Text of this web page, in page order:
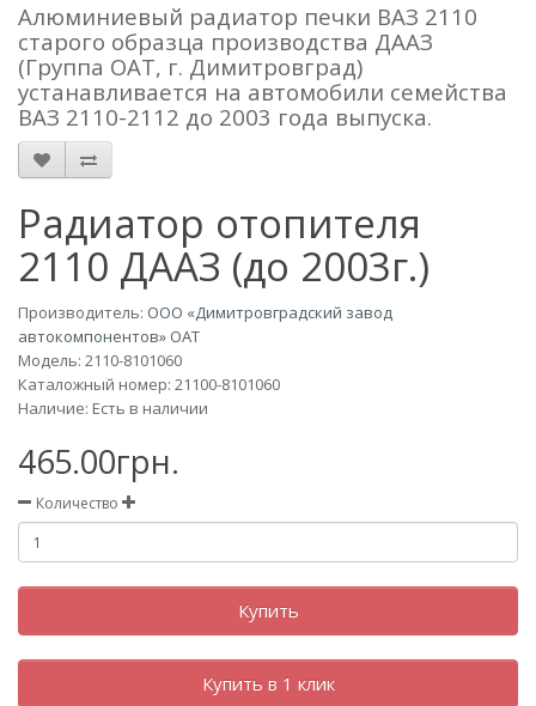
Алюминиевый радиатор печки ВАЗ 2110
старого образца производства ДААЗ
(Группа ОАТ, г. Димитровград)
устанавливается на автомобили семейства
ВАЗ 2110-2112 до 2003 года выпуска.
Радиатор отопителя
2110 ДААЗ (до 2003г.)
Производитель: ООО «Димитровградский завод
автокомпонентов» ОАТ
Модель: 2110-8101060
Каталожный номер: 21100-8101060
Наличие: Есть в наличии
465.00грн.
Количество
Купить
Купить в 1 клик